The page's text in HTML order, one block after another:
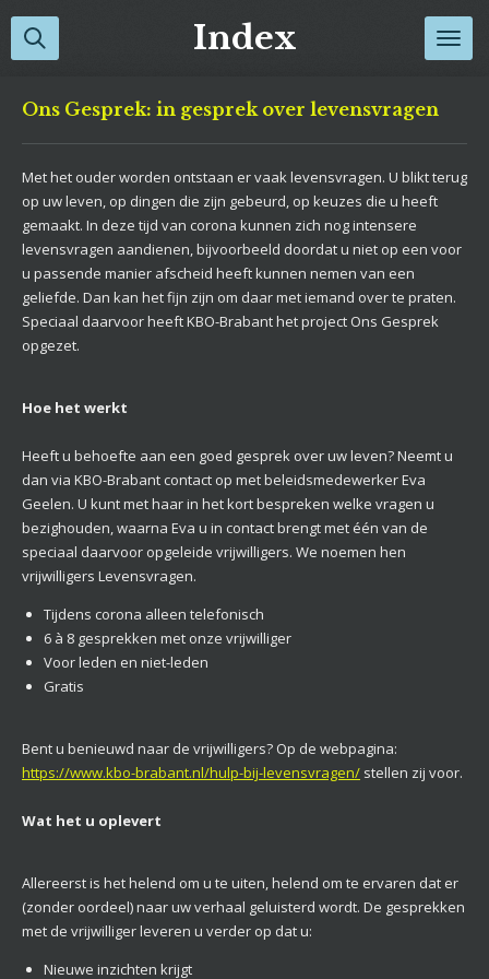
Ga
direct
hoofdinhoud
Index
Ons Gesprek: in gesprek over levensvragen
Met het ouder worden ontstaan er vaak levensvragen. U blikt terug
op uw leven, op dingen die zijn gebeurd, op keuzes die u heeft
gemaakt. In deze tijd van corona kunnen zich nog intensere
levensvragen aandienen, bijvoorbeeld doordat u niet op een voor
u passende manier afscheid heeft kunnen nemen van een
geliefde. Dan kan het fijn zijn om daar met iemand over te praten.
Speciaal daarvoor heeft KBO-Brabant het project Ons Gesprek
opgezet.
Hoe het werkt
Heeft u behoefte aan een goed gesprek over uw leven? Neemt u
dan via KBO-Brabant contact op met beleidsmedewerker Eva
Geelen. U kunt met haar in het kort bespreken welke vragen u
bezighouden, waarna Eva u in contact brengt met één van de
speciaal daarvoor opgeleide vrijwilligers. We noemen hen
vrijwilligers Levensvragen.
Tijdens corona alleen telefonisch
6 à 8 gesprekken met onze vrijwilliger
Voor leden en niet-leden
Gratis
Bent u benieuwd naar de vrijwilligers? Op de webpagina:
https://www.kbo-brabant.nl/hulp-bij-levensvragen/ stellen zij voor.
Wat het u oplevert
Allereerst is het helend om u te uiten, helend om te ervaren dat er
(zonder oordeel) naar uw verhaal geluisterd wordt. De gesprekken
met de vrijwilliger leveren u verder op dat u:
Nieuwe inzichten krijgt